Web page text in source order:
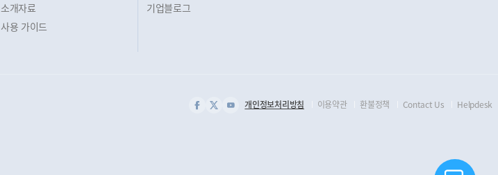
소개자료
사용 가이드
기업블로그
개인정보처리방침 이용약관 환불정책 Contact Us Helpdesk